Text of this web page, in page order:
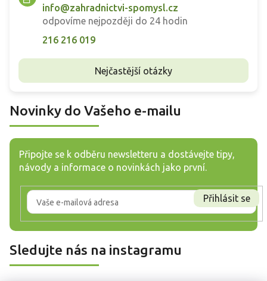
info@zahradnictvi-spomysl.cz
odpovíme nejpozději do 24 hodin
216 216 019
Nejčastější otázky
Novinky do Vašeho e-mailu
Připojte se k odběru newsletteru a dostávejte tipy,
návody a informace o novinkách jako první.
Přihlásit se
Sledujte nás na instagramu